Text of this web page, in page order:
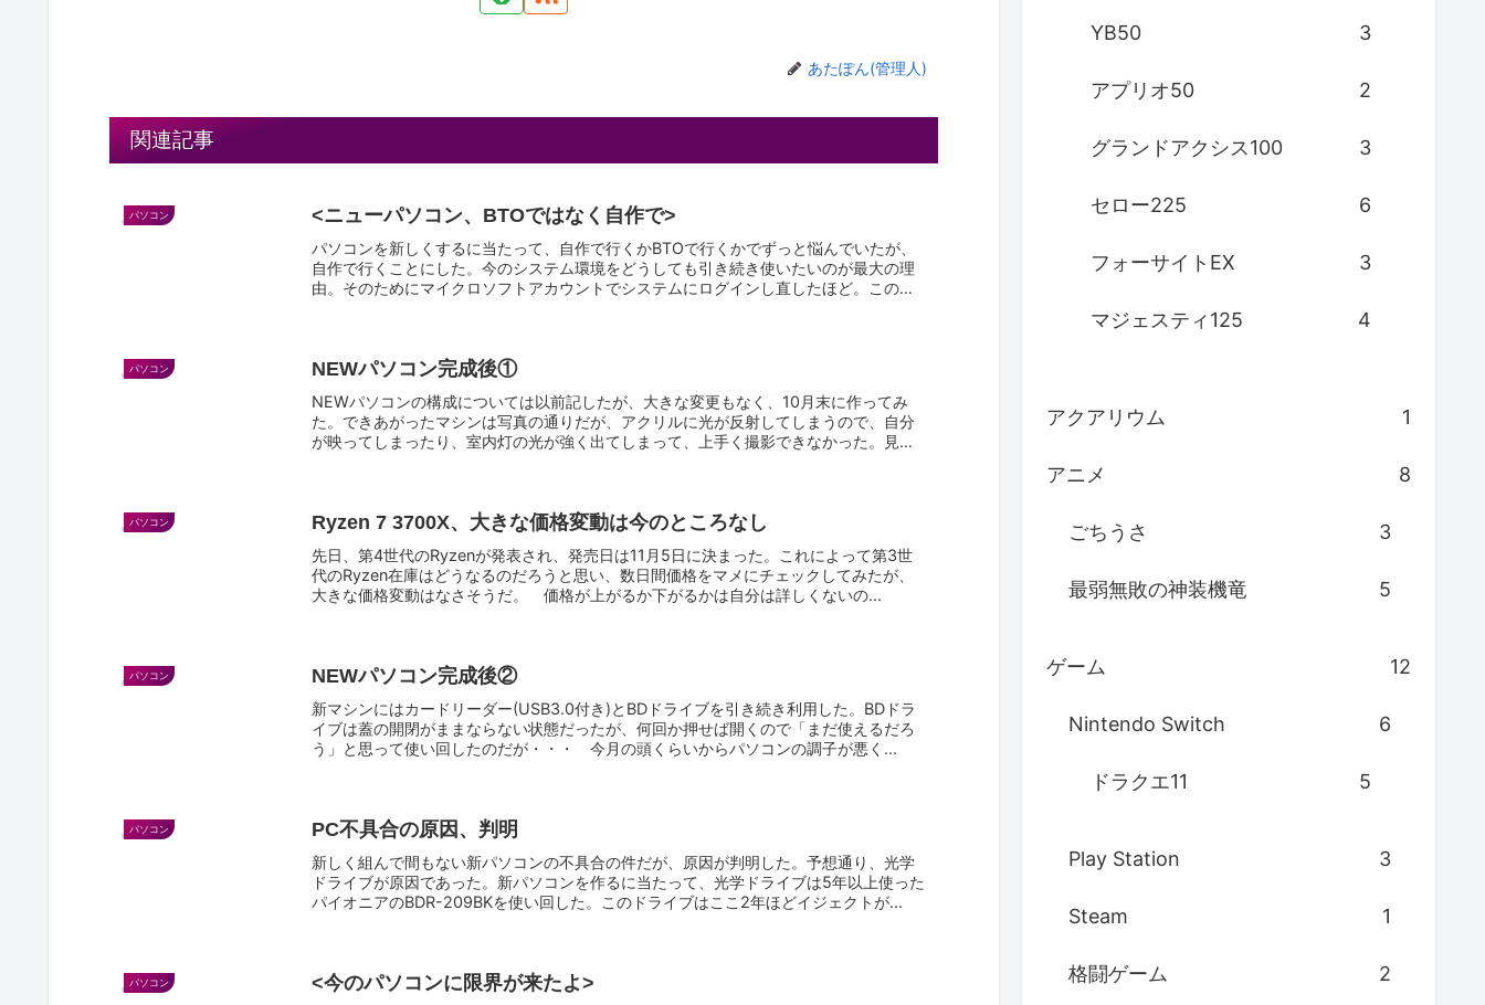
あたぽん(管理人)
関連記事
パソコン <ニューパソコン、BTOではなく自作で>
パソコンを新しくするに当たって、自作で行くかBTOで行くかでずっと悩んでいたが、
自作で行くことにした。今のシステム環境をどうしても引き続き使いたいのが最大の理
由。そのためにマイクロソフトアカウントでシステムにログインし直したほど。この場
パソコン NEWパソコン完成後①
NEWパソコンの構成については以前記したが、大きな変更もなく、10月末に作ってみ
た。できあがったマシンは写真の通りだが、アクリルに光が反射してしまうので、自分
が映ってしまったり、室内灯の光が強く出てしまって、上手く撮影できなかった。見た
パソコン Ryzen 7 3700X、大きな価格変動は今のところなし
先日、第4世代のRyzenが発表され、発売日は11月5日に決まった。これによって第3世
代のRyzen在庫はどうなるのだろうと思い、数日間価格をマメにチェックしてみたが、
大きな価格変動はなさそうだ。 価格が上がるか下がるかは自分は詳しくないの...
パソコン NEWパソコン完成後②
新マシンにはカードリーダー(USB3.0付き)とBDドライブを引き続き利用した。BDドラ
イブは蓋の開閉がままならない状態だったが、何回か押せば開くので「まだ使えるだろ
う」と思って使い回したのだが・・・ 今月の頭くらいからパソコンの調子が悪く...
パソコン PC不具合の原因、判明
新しく組んで間もない新パソコンの不具合の件だが、原因が判明した。予想通り、光学
ドライブが原因であった。新パソコンを作るに当たって、光学ドライブは5年以上使った
パイオニアのBDR-209BKを使い回した。このドライブはここ2年ほどイジェクトが...
パソコン <今のパソコンに限界が来たよ>
YB50 3
アプリオ50 2
グランドアクシス100 3
セロー225 6
フォーサイトEX 3
マジェスティ125 4
アクアリウム 1
アニメ 8
ごちうさ 3
最弱無敗の神装機竜 5
ゲーム 12
Nintendo Switch 6
ドラクエ11 5
Play Station 3
Steam 1
格闘ゲーム 2